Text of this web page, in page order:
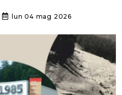
lun 04 mag 2026